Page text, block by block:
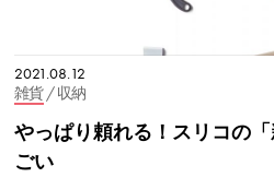
2021.08.12
雑貨/ 収納
やっぱり頼れる！スリコの
ごい